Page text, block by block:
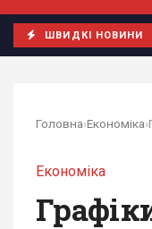
ШВИДКІ НОВИНИ
- The
Головна›Економіка›
Економіка